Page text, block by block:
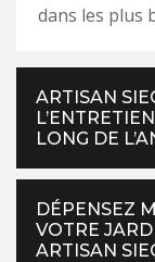
dans les plus
ARTISAN
LONG DE
DÉPENSEZ
VOTRE
ARTISAN